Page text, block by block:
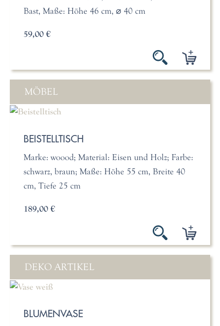
Bast, Maße: Höhe 46 cm, ⌀ 40 cm
59,00 €
MÖBEL
BEISTELLTISCH
Marke: woood; Material: Eisen und Holz; Farbe:
schwarz, braun; Maße: Höhe 55 cm, Breite 40
cm, Tiefe 25 cm
189,00 €
DEKO ARTIKEL
BLUMENVASE